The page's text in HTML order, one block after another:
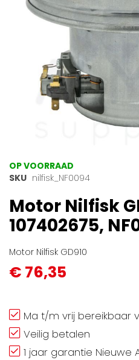
Ga
naar
begin
van
de
gallerij
OP VOORRAAD
SKU nilfisk_NF0094
Motor Nilfisk
107402675,
Motor Nilfisk GD910
€ 76,35
Ma t/m vrij bereikbaar
Veilig betalen
1 jaar garantie Nieuwe